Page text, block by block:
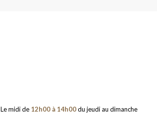
Le midi de 12h00 à 14h00du jeudi au dimanche